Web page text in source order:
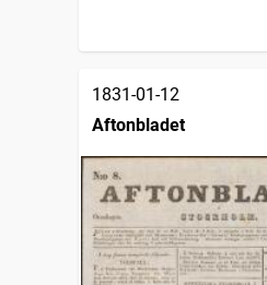
1831-01-12
Aftonbladet